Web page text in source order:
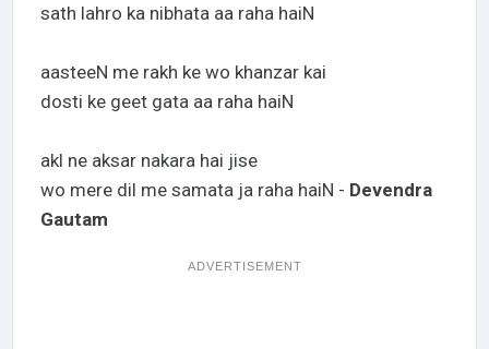
sath lahro ka nibhata aa raha haiN
aasteeN me rakh ke wo khanzar kai
dosti ke geet gata aa raha haiN
akl ne aksar nakara hai jise
wo mere dil me samata ja raha haiN - Devendra
Gautam
ADVERTISEMENT